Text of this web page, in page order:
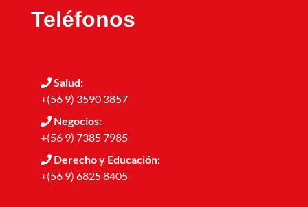
Teléfonos
Salud:
+(56 9) 3590 3857
Negocios:
+(56 9) 7385 7985
Derecho y Educación:
+(56 9) 6825 8405